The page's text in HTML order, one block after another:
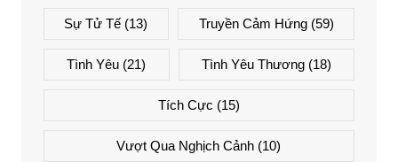
Sự Tử Tế (13) Truyền Cảm Hứng(59)
Tình Yêu (21) Tình Yêu Thương(18)
Tích Cực (15)
Vượt Qua Nghịch Cảnh (10)